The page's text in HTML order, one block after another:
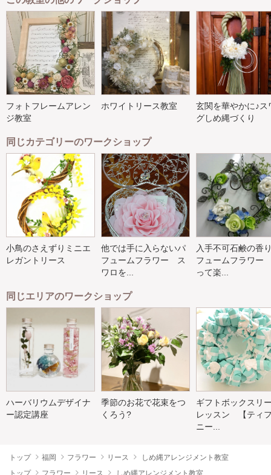
フォトフレームアレン
ジ教室
ホワイトリース教室
玄関を華やかに♪ス
グしめ縄づくり
同じカテゴリーのワークショップ
小鳥のさえずりミニエ
レガントリース
他では手に入らないパ
フュームフラワー ス
ワロを...
入手不可石鹸の香
フュームフラワー
って楽...
同じエリアのワークショップ
ハーバリウムデザイナ
ー認定講座
季節のお花で花束をつ
くろう?
ギフトボックスリ
レッスン 【ティ
ニー...
トップ 福岡 フラワー リース
しめ縄アレンジメント教室
トップ
フラワー リース
しめ縄アレンジメント教室